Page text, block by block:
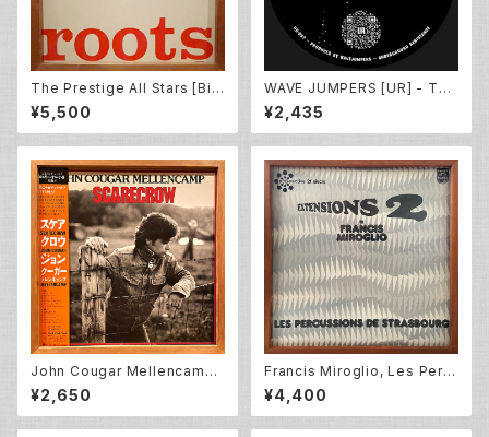
The Prestige All Stars [Bill
Evans, Cecil Payne, Doug
Watkins, Elvin Jones, Fran
k Rehak, Idrees Sulieman,
Adams and Tommy Flanag
an] – Roots (LP)
¥5,500
WAVE JUMPERS [UR] - The
Sunken Treasure EP (12inc
h New)
¥2,435
John Cougar Mellencamp
– Scarecrow (LP)
¥2,650
Francis Miroglio, Les Perc
ussions De Strasbourg – E
xtensions 2 (LP)
¥4,400